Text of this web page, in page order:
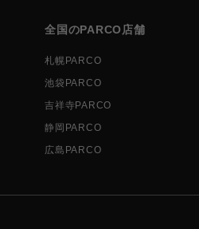
全国のPARCO店舗
札幌PARCO
池袋PARCO
吉祥寺PARCO
静岡PARCO
広島PARCO